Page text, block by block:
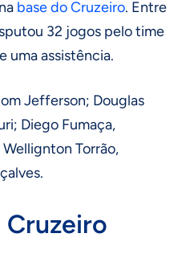
base do Cruzeiro. Entre
32 jogos pelo time
uma assistência.
Jefferson; Douglas
Diego Fumaça,
Torrão,
Cruzeiro